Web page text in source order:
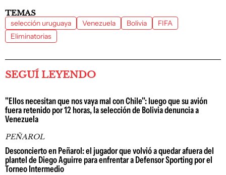
TEMAS
selección uruguaya Venezuela Bolivia
FIFA
Eliminatorias
SEGUÍ LEYENDO
"Ellos necesitan que nos vaya mal con Chile": luego que su avión
fuera retenido por 12 horas, la selección de Bolivia denuncia a
Venezuela
PEÑAROL
Desconcierto en Peñarol: el jugador que volvió a quedar afuera del
plantel de Diego Aguirre para enfrentar a Defensor Sporting por el
Torneo Intermedio